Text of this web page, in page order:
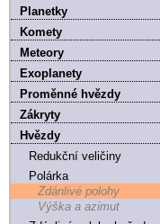
Planetky
Komety
Meteory
Exoplanety
Proměnné hvězdy
Zákryty
Hvězdy
Redukční veličiny
Polárka
Zdánlivé polohy
Výška a azimut